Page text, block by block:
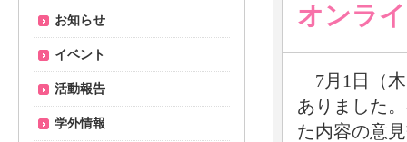
オンラ
7月1日（木
ありました
た内容の意
お知らせ
イベント
活動報告
学外情報